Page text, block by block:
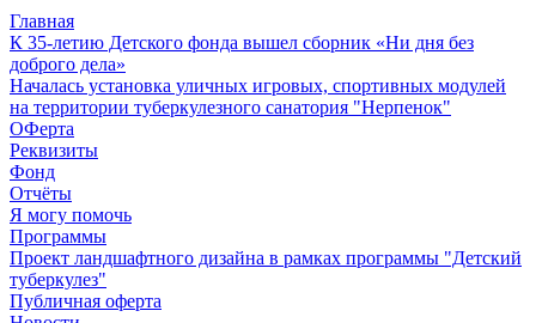
Главная
К 35-летию Детского фонда вышел сборник «Ни дня без
доброго дела»
Началась установка уличных игровых, спортивных модулей
на территории туберкулезного санатория "Нерпенок"
ОФерта
Реквизиты
Фонд
Отчёты
Я могу помочь
Программы
Проект ландшафтного дизайна в рамках программы "Детский
туберкулез"
Публичная оферта